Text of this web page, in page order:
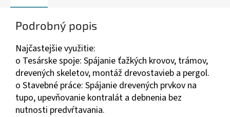
Podrobný popis
Najčastejšie využitie:
o Tesárske spoje: Spájanie ťažkých krovov, trámov,
drevených skeletov, montáž drevostavieb a pergol.
o Stavebné práce: Spájanie drevených prvkov na
tupo, upevňovanie kontralát a debnenia bez
nutnosti predvŕtavania.